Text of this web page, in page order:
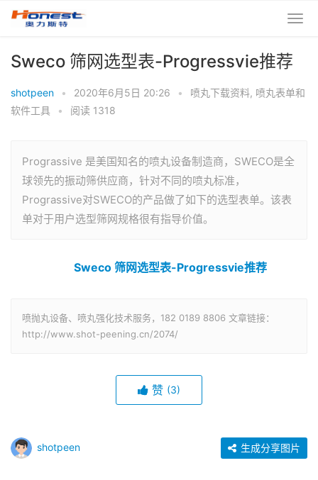
Sweco 筛网选型表-Progressvie推荐
shotpeen • 2020年6月5日 20:26 • 喷丸下载资料, 喷丸表单和
软件工具
• 阅读 1318
Prograssive 是美国知名的喷丸设备制造商，SWECO是全
球领先的振动筛供应商，针对不同的喷丸标准，
Prograssive对SWECO的产品做了如下的选型表单。该表
单对于用户选型筛网规格很有指导价值。
Sweco 筛网选型表-Progressvie推荐
喷抛丸设备、喷丸强化技术服务，182 0189 8806 文章链接：
http://www.shot-peening.cn/2074/
赞 (3)
shotpeen 生成分享图片